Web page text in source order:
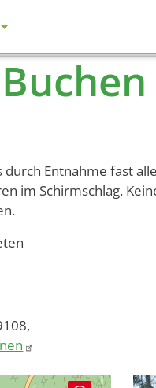
durch Entnahme fast
im Schirmschlag.